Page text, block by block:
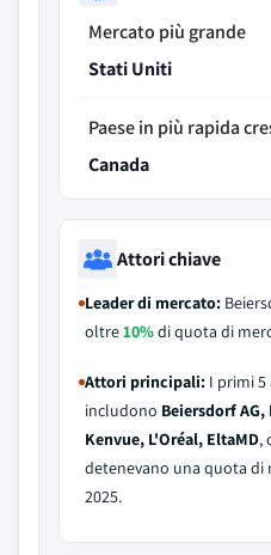
Mercato più grande
Stati Uniti
Paese in più rapida
Canada
Attori chiave
Leader di mercato:
oltre10%di quota di
Attori principali: I primi
includono Beiersdorf
Kenvue, L'Oréal, EltaMD,
detenevano una quota di
2025.